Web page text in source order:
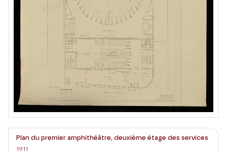
Plan du premier amphithéâtre, deuxième étage des services
1911